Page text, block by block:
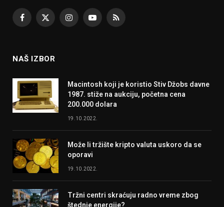
Facebook
X
InstagramYouTubeRSS
NAŠ IZBOR
Macintosh koji je koristio Stiv Džobs davne
1987. stiže na aukciju, početna cena
200.000 dolara
19.10.2022.
Može li tržište kripto valuta uskoro da se
oporavi
19.10.2022.
Tržni centri skraćuju radno vreme zbog
štednje energije?